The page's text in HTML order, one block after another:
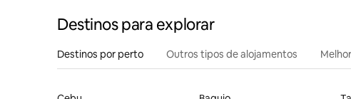
Destinos para explorar
Destinos por perto Outros tipos de alojamentos